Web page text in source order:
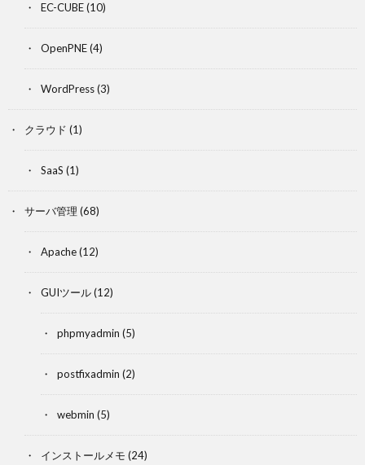
EC-CUBE(10)
OpenPNE(4)
WordPress(3)
クラウド (1)
SaaS (1)
サーバ管理 (68)
Apache(12)
GUIツール(12)
phpmyadmin (5)
postfixadmin (2)
webmin (5)
インストールメモ (24)